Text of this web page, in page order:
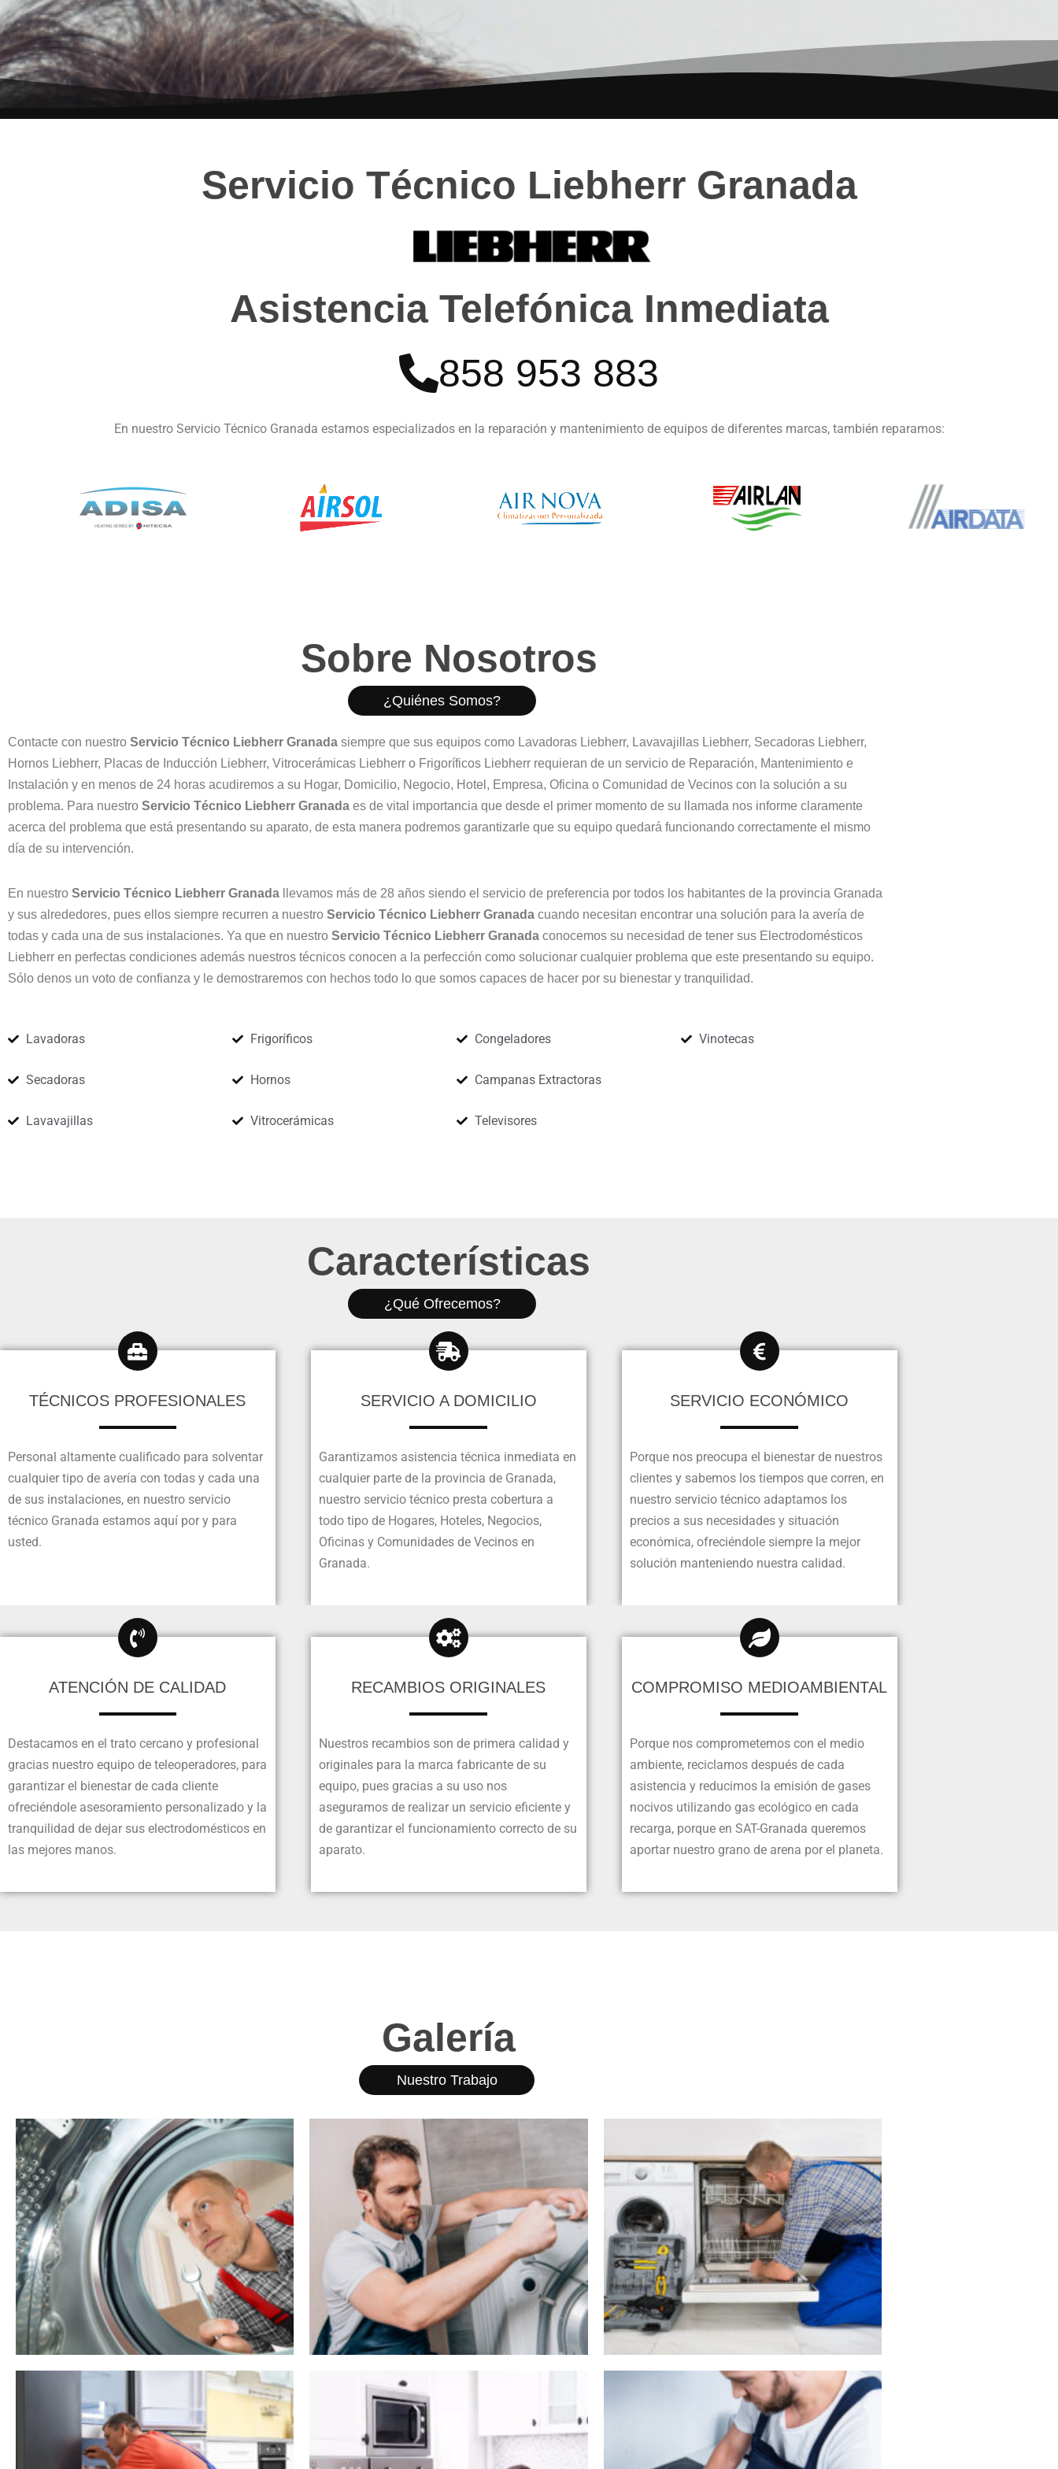
Servicio Técnico Liebherr Granada
Asistencia Telefónica Inmediata
858 953 883
En nuestro Servicio Técnico Granada estamos especializados en la reparación y mantenimiento de equipos de diferentes marcas, también reparamos:
Sobre Nosotros
¿Quiénes Somos?
Contacte con nuestro Servicio Técnico Liebherr Granada siempre que sus equipos como Lavadoras Liebherr, Lavavajillas Liebherr, Secadoras Liebherr,
Hornos Liebherr, Placas de Inducción Liebherr, Vitrocerámicas Liebherr o Frigoríficos Liebherr requieran de un servicio de Reparación, Mantenimiento e
Instalación y en menos de 24 horas acudiremos a su Hogar, Domicilio, Negocio, Hotel, Empresa, Oficina o Comunidad de Vecinos con la solución a su
problema. Para nuestro Servicio Técnico Liebherr Granada es de vital importancia que desde el primer momento de su llamada nos informe claramente
acerca del problema que está presentando su aparato, de esta manera podremos garantizarle que su equipo quedará funcionando correctamente el mismo
día de su intervención.
En nuestro Servicio Técnico Liebherr Granada llevamos más de 28 años siendo el servicio de preferencia por todos los habitantes de la provincia Granada
y sus alrededores, pues ellos siempre recurren a nuestro Servicio Técnico Liebherr Granada cuando necesitan encontrar una solución para la avería de
todas y cada una de sus instalaciones. Ya que en nuestro Servicio Técnico Liebherr Granada conocemos su necesidad de tener sus Electrodomésticos
Liebherr en perfectas condiciones además nuestros técnicos conocen a la perfección como solucionar cualquier problema que este presentando su equipo.
Sólo denos un voto de confianza y le demostraremos con hechos todo lo que somos capaces de hacer por su bienestar y tranquilidad.
Lavadoras
Secadoras
Lavavajillas
Frigoríficos
Hornos
Vitrocerámicas
Congeladores
Campanas Extractoras
Televisores
Vinotecas
Características
¿Qué Ofrecemos?
TÉCNICOS PROFESIONALES
Personal altamente cualificado para solventar
cualquier tipo de avería con todas y cada una
de sus instalaciones, en nuestro servicio
técnico Granada estamos aquí por y para
usted.
SERVICIO A DOMICILIO
Garantizamos asistencia técnica inmediata en
cualquier parte de la provincia de Granada,
nuestro servicio técnico presta cobertura a
todo tipo de Hogares, Hoteles, Negocios,
Oficinas y Comunidades de Vecinos en
Granada.
SERVICIO ECONÓMICO
Porque nos preocupa el bienestar de nuestros
clientes y sabemos los tiempos que corren, en
nuestro servicio técnico adaptamos los
precios a sus necesidades y situación
económica, ofreciéndole siempre la mejor
solución manteniendo nuestra calidad.
ATENCIÓN DE CALIDAD
Destacamos en el trato cercano y profesional
gracias nuestro equipo de teleoperadores, para
garantizar el bienestar de cada cliente
ofreciéndole asesoramiento personalizado y la
tranquilidad de dejar sus electrodomésticos en
las mejores manos.
RECAMBIOS ORIGINALES
Nuestros recambios son de primera calidad y
originales para la marca fabricante de su
equipo, pues gracias a su uso nos
aseguramos de realizar un servicio eficiente y
de garantizar el funcionamiento correcto de su
aparato.
COMPROMISO MEDIOAMBIENTAL
Porque nos comprometemos con el medio
ambiente, reciclamos después de cada
asistencia y reducimos la emisión de gases
nocivos utilizando gas ecológico en cada
recarga, porque en SAT-Granada queremos
aportar nuestro grano de arena por el planeta.
Galería
Nuestro Trabajo